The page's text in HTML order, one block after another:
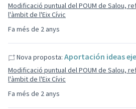
Fa més de 2 anys
Modificació puntual del POUM de Salou,
l'àmbit de l'Eix Cívic
Fa més de 2 anys
Nova proposta: Aportación ideas
Modificació puntual del POUM de Salou,
l'àmbit de l'Eix Cívic